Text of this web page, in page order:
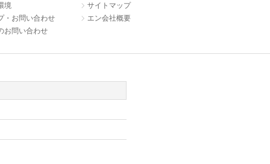
境
・お問い合わせ
お問い合わせ
サイトマップ
エン会社概要